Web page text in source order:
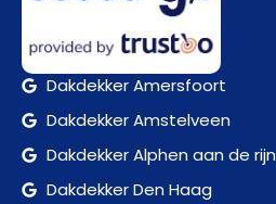
Dakdekker Amersfoort
Dakdekker Amstelveen
Dakdekker Alphen aan de rijn
Dakdekker Den Haag